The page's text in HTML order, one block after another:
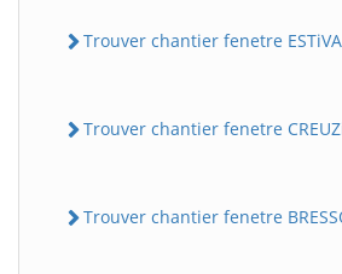
Trouver chantier fenetre
Trouver chantier fenetre
Trouver chantier fenetre